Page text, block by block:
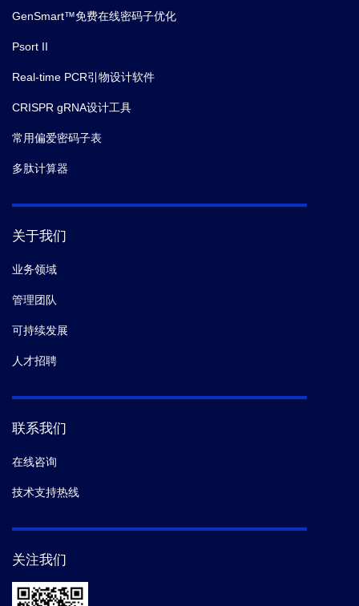
GenSmart™免费在线密码子优化
Psort II
Real-time PCR引物设计软件
CRISPR gRNA设计工具
常用偏爱密码子表
多肽计算器
关于我们
业务领域
管理团队
可持续发展
人才招聘
联系我们
在线咨询
技术支持热线
关注我们